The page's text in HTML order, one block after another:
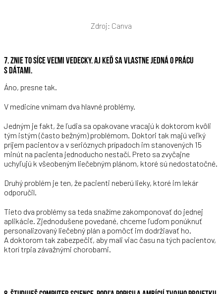
Zdroj: Canva
7. ZNIE TO SÍCE VEĽMI VEDECKY. AJ KEĎ SA VLASTNE JEDNÁ O PRÁCU
S DÁTAMI.
Áno, presne tak.
V medicíne vnímam dva hlavné problémy.
Jedným je fakt, že ľudia sa opakovane vracajú k doktorom kvôli
tým istým (často bežným) problémom. Doktori tak majú veľký
príjem pacientov a v serióznych prípadoch im stanovených 15
minút na pacienta jednoducho nestačí. Preto sa zvyčajne
uchyľujú k všeobeným liečebným plánom, ktoré sú nedostatočné.
Druhý problém je ten, že pacienti neberú lieky, ktoré im lekár
odporučil.
Tieto dva problémy sa teda snažíme zakomponovať do jednej
aplikácie. Zjednodušene povedané, chceme ľuďom ponúknuť
personalizovaný liečebný plán a pomôcť im dodržiavať ho.
A doktorom tak zabezpečiť, aby mali viac času na tých pacientov,
ktorí trpia závažnými chorobami.